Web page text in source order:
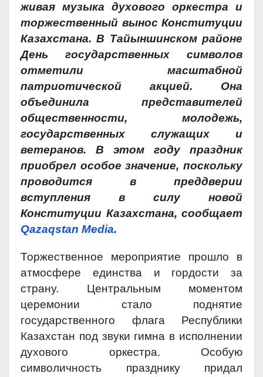
живая музыка духового оркестра и
торжественный вынос Конституции
Казахстана. В Тайыншинском районе
День государственных символов
отметили масштабной
патриотической акцией. Она
объединила представителей
общественности, молодежь,
государственных служащих и
ветеранов. В этом году праздник
приобрел особое значение, поскольку
проводится в преддверии
вступления в силу новой
Конституции Казахстана, сообщает
Qazaqstan Media.
Торжественное мероприятие прошло в
атмосфере единства и гордости за
страну. Центральным моментом
церемонии стало поднятие
государственного флага Республики
Казахстан под звуки гимна в исполнении
духового оркестра. Особую
символичность празднику придал